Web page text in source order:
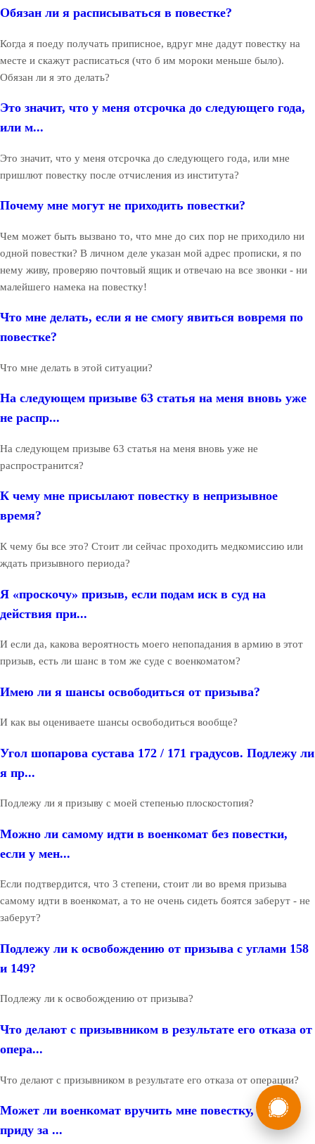
Обязан ли я расписываться в повестке?
Когда я поеду получать приписное, вдруг мне дадут повестку на
месте и скажут расписаться (что б им мороки меньше было).
Обязан ли я это делать?
Это значит, что у меня отсрочка до следующего года,
или м...
Это значит, что у меня отсрочка до следующего года, или мне
пришлют повестку после отчисления из института?
Почему мне могут не приходить повестки?
Чем может быть вызвано то, что мне до сих пор не приходило ни
одной повестки? В личном деле указан мой адрес прописки, я по
нему живу, проверяю почтовый ящик и отвечаю на все звонки - ни
малейшего намека на повестку!
Что мне делать, если я не смогу явиться вовремя по
повестке?
Что мне делать в этой ситуации?
На следующем призыве 63 статья на меня вновь уже
не распр...
На следующем призыве 63 статья на меня вновь уже не
распространится?
К чему мне присылают повестку в непризывное
время?
К чему бы все это? Стоит ли сейчас проходить медкомиссию или
ждать призывного периода?
Я «проскочу» призыв, если подам иск в суд на
действия при...
И если да, какова вероятность моего непопадания в армию в этот
призыв, есть ли шанс в том же суде с военкоматом?
Имею ли я шансы освободиться от призыва?
И как вы оцениваете шансы освободиться вообще?
Угол шопарова сустава 172 / 171 градусов. Подлежу ли
я пр...
Подлежу ли я призыву с моей степенью плоскостопия?
Можно ли самому идти в военкомат без повестки,
если у мен...
Если подтвердится, что 3 степени, стоит ли во время призыва
самому идти в военкомат, а то не очень сидеть боятся заберут - не
заберут?
Подлежу ли к освобождению от призыва с углами 158
и 149?
Подлежу ли к освобождению от призыва?
Что делают с призывником в результате его отказа от
опера...
Что делают с призывником в результате его отказа от операции?
Может ли военкомат вручить мне повестку, если я
приду за ...
Бесплатная
консультация